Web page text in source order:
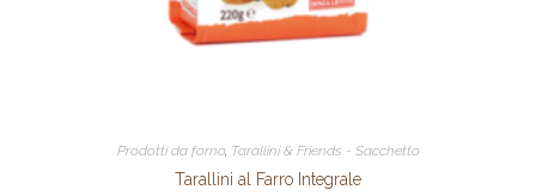
Prodotti da forno, Tarallini & Friends - Sacchetto
Tarallini al Farro Integrale